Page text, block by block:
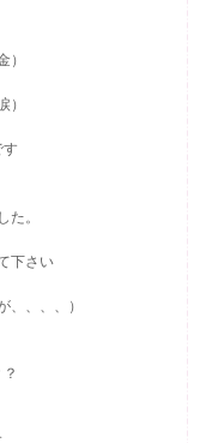
）
）
す
た。
下さい
、、、、）